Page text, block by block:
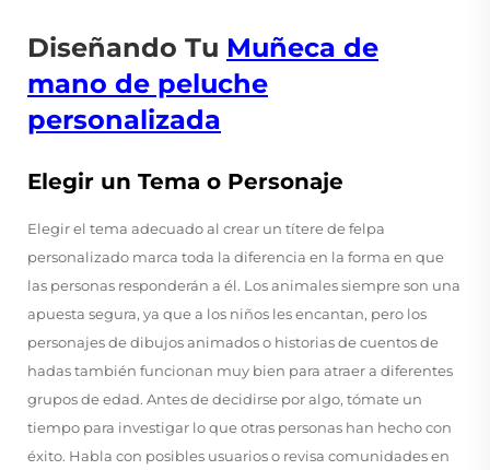
Diseñando Tu Muñeca de
mano de peluche
personalizada
Elegir un Tema o Personaje
Elegir el tema adecuado al crear un títere de felpa
personalizado marca toda la diferencia en la forma en que
las personas responderán a él. Los animales siempre son una
apuesta segura, ya que a los niños les encantan, pero los
personajes de dibujos animados o historias de cuentos de
hadas también funcionan muy bien para atraer a diferentes
grupos de edad. Antes de decidirse por algo, tómate un
tiempo para investigar lo que otras personas han hecho con
éxito. Habla con posibles usuarios o revisa comunidades en